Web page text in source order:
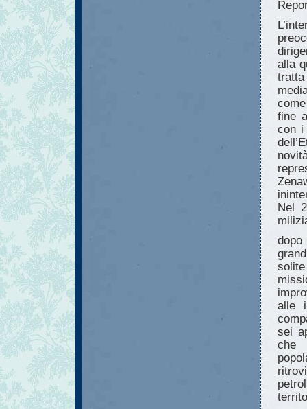
alla
fine
con i
Nel
dopo
alle
sei
che